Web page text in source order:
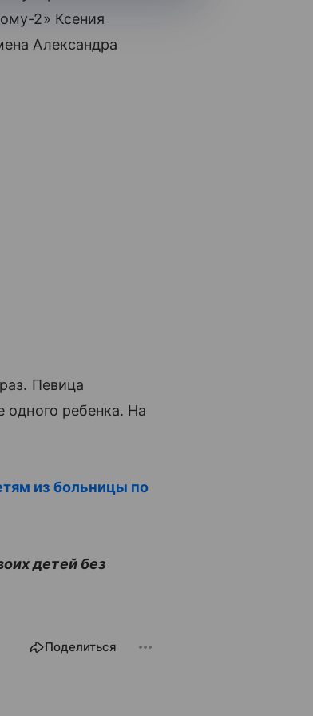
2» Ксения
Александра
Певица
одного ребенка. На
из больницы по
детей без
Поделиться